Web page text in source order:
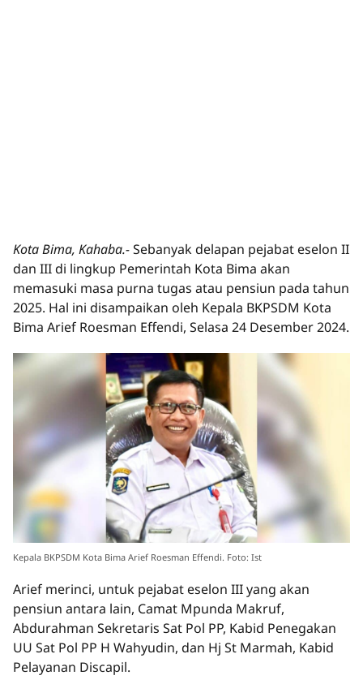
Kota Bima, Kahaba.-Sebanyak delapan pejabat eselon II
dan III di lingkup Pemerintah Kota Bima akan
memasuki masa purna tugas atau pensiun pada tahun
2025. Hal ini disampaikan oleh Kepala BKPSDM Kota
Bima Arief Roesman Effendi, Selasa 24 Desember 2024.
Kepala BKPSDM Kota Bima Arief Roesman Effendi. Foto: Ist
Arief merinci, untuk pejabat eselon III yang akan
pensiun antara lain, Camat Mpunda Makruf,
Abdurahman Sekretaris Sat Pol PP, Kabid Penegakan
UU Sat Pol PP H Wahyudin, dan Hj St Marmah, Kabid
Pelayanan Discapil.